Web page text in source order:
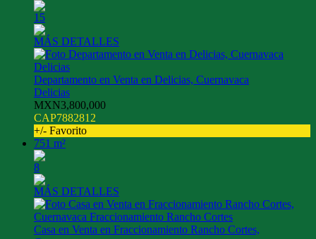
15
MÁS DETALLES
Departamento en Venta en Delicias, Cuernavaca
Delicias
MXN3,800,000
CAP7882812
+/- Favorito
751 m²
8
MÁS DETALLES
Casa en Venta en Fraccionamiento Rancho Cortes,